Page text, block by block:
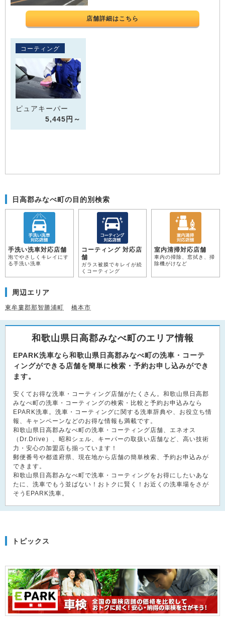
店舗詳細はこちら
コーティング
ピュアキーパー
5,445円～
日高郡みなべ町の目的別検索
手洗い洗車対応店舗
泡でやさしくキレイにす
る手洗い洗車
コーティング 対応店
舗
ガラス被膜でキレイが続
くコーティング
室内清掃対応店舗
車内の掃除、窓拭き、掃
除機がけなど
周辺エリア
東牟婁郡那智勝浦町 橋本市
和歌山県日高郡みなべ町のエリア情報
EPARK洗車なら和歌山県日高郡みなべ町の洗車・コーテ
ィングができる店舗を簡単に検索・予約お申し込みができ
ます。
安くてお得な洗車・コーティング店舗がたくさん。和歌山県日高郡
みなべ町の洗車・コーティングの検索・比較と予約お申込みなら
EPARK洗車。洗車・コーティングに関する洗車辞典や、お役立ち情
報、キャンペーンなどのお得な情報も満載です。
和歌山県日高郡みなべ町の洗車・コーティング店舗、エネオス
（Dr.Drive）、昭和シェル、キーパーの取扱い店舗など、高い技術
力・安心の加盟店も揃っています！
郵便番号や都道府県、現在地から店舗の簡単検索、予約お申込みが
できます。
和歌山県日高郡みなべ町で洗車・コーティングをお得にしたいあな
たに、洗車でもう並ばない！おトクに賢く！お近くの洗車場をさが
そうEPARK洗車。
トピックス